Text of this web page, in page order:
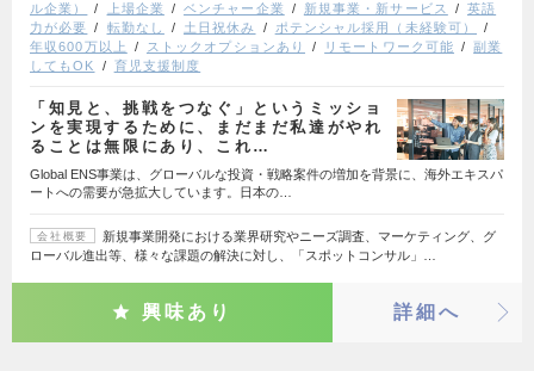
ル企業）
上場企業 ベンチャー企業 新規事業・新サービス
英語
力が必要
転勤なし 土日祝休み
ポテンシャル採用（未経験可）
年収600万以上
ストックオプションあり リモートワーク可能
副業
してもOK
育児支援制度
「知見と、挑戦をつなぐ」というミッショ
ンを実現するために、まだまだ私達がやれ
ることは無限にあり、これ…
Global ENS事業は、グローバルな投資・戦略案件の増加を背景に、海外エキスパ
ートへの需要が急拡大しています。日本の…
会社概要
新規事業開発における業界研究やニーズ調査、マーケティング、グ
ローバル進出等、様々な課題の解決に対し、「スポットコンサル」…
興味あり 詳細へ